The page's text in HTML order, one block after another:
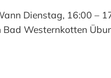
Dienstag, 16:00 –
Westernkotten